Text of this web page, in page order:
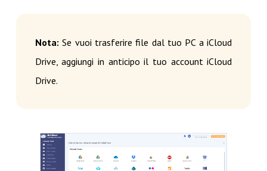
Nota: Se vuoi trasferire file dal tuo PC a iCloud
Drive, aggiungi in anticipo il tuo account iCloud
Drive.